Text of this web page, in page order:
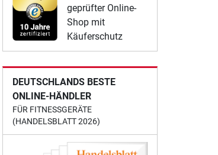
geprüfter Online-
Shop mit
Käuferschutz
DEUTSCHLANDS BESTE
ONLINE-HÄNDLER
FÜR FITNESSGERÄTE
(HANDELSBLATT 2026)